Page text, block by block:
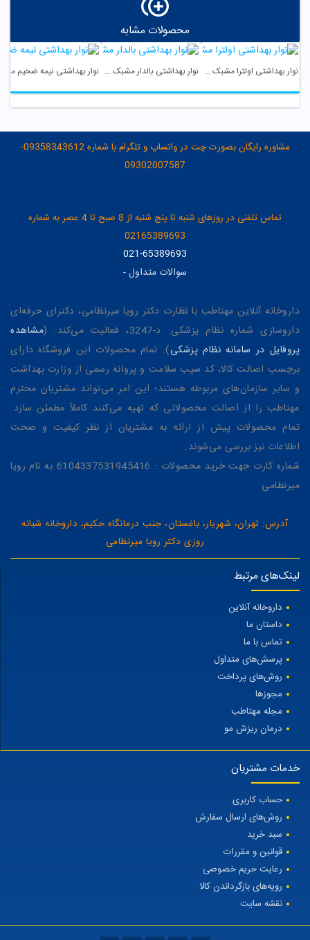
محصولات مشابه
نوار بهداشتی اولترا مشبک XL مای لیدی نوار بهداشتی بالدار مشبک مکسی سایز XL مای لیدی نوار بهداشتی نیمه ضخیم مشبک مکسی مای لیدی
مشاوره رایگان بصورت چت در واتساپ و تلگرام با شماره 09358343612-
09302007587
تماس تلفنی در روزهای شنبه تا پنج شنبه از 8 صبح تا 4 عصر به شماره
02165389693
021-65389693
سوالات متداول-
داروخانه آنلاین مهتاطب با نظارت دکتر رویا میرنظامی، دکترای حرفه‌ای
داروسازی شماره نظام پزشکی: د-3247، فعالیت می‌کند. (
مشاهده
پروفایل در سامانه نظام پزشکی). تمام محصولات این فروشگاه دارای
برچسب اصالت کالا، کد سیب سلامت و پروانه رسمی از وزارت بهداشت
و سایر سازمان‌های مربوطه هستند؛ این امر می‌تواند مشتریان محترم
مهتاطب را از اصالت محصولاتی که تهیه می‌کنند کاملاً مطمئن سازد.
تمام محصولات پیش از ارائه به مشتریان از نظر کیفیت و صحت
اطلاعات نیز بررسی می‌شوند.
شماره کارت جهت خرید محصولات : 6104337531945416 به نام رویا
میرنظامی
آدرس: تهران، شهریار، باغستان، جنب درمانگاه حکیم، داروخانه شبانه
روزی دکتر رویا میرنظامی
لینک‌های مرتبط
داروخانه آنلاین
داستان ما
تماس با ما
پرسش‌های متداول
روش‌های پرداخت
مجوزها
مجله مهتاطب
درمان ریزش مو
خدمات مشتریان
حساب کاربری
روش‌های ارسال سفارش
سبد خرید
قوانین و مقررات
رعایت حریم خصوصی
رویه‌های بازگرداندن کالا
نقشه سایت